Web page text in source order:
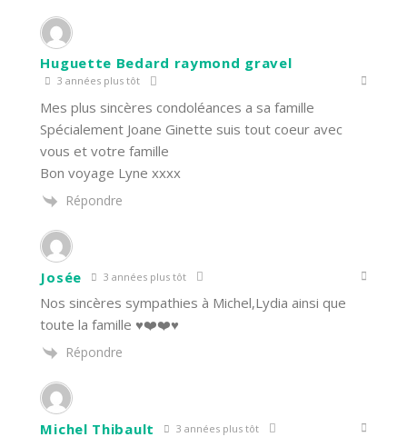
Huguette Bedard raymond gravel
3 années plus tôt
Mes plus sincères condoléances a sa famille
Spécialement Joane Ginette suis tout coeur avec
vous et votre famille
Bon voyage Lyne xxxx
Répondre
Josée 3 années plus tôt
Nos sincères sympathies à Michel,Lydia ainsi que
toute la famille ♥️❤️❤️♥️
Répondre
Michel Thibault 3 années plus tôt